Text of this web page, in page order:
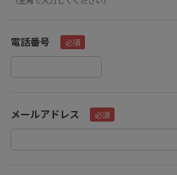
電話番号
メールアドレス